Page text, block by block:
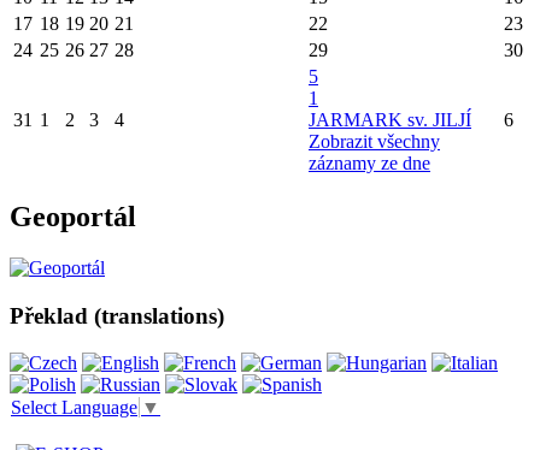
17 18 19 20 21 22
23
24 25 26 27 28 29 30
31 1 2 3 4
5
1
JARMARK sv. JILJÍ
Zobrazit všechny
záznamy ze dne
6
Geoportál
Překlad (translations)
Select Language ▼